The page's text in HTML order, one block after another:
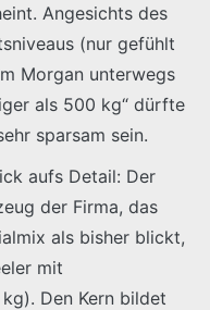
Angesichts des
(nur gefühlt
Morgan unterwegs
als 500 kg“ dürfte
sparsam sein.
aufs Detail: Der
der Firma, das
als bisher blickt,
mit
Den Kern bildet